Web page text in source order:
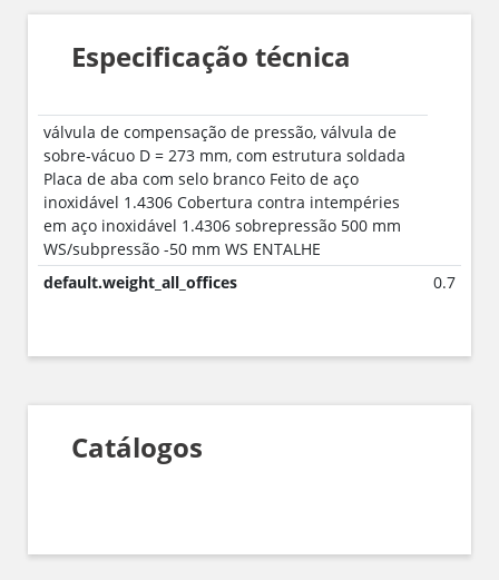
Especificação técnica
válvula de compensação de pressão, válvula de
sobre-vácuo D = 273 mm, com estrutura soldada
Placa de aba com selo branco Feito de aço
inoxidável 1.4306 Cobertura contra intempéries
em aço inoxidável 1.4306 sobrepressão 500 mm
WS/subpressão -50 mm WS ENTALHE
default.weight_all_offices
0.7
Catálogos